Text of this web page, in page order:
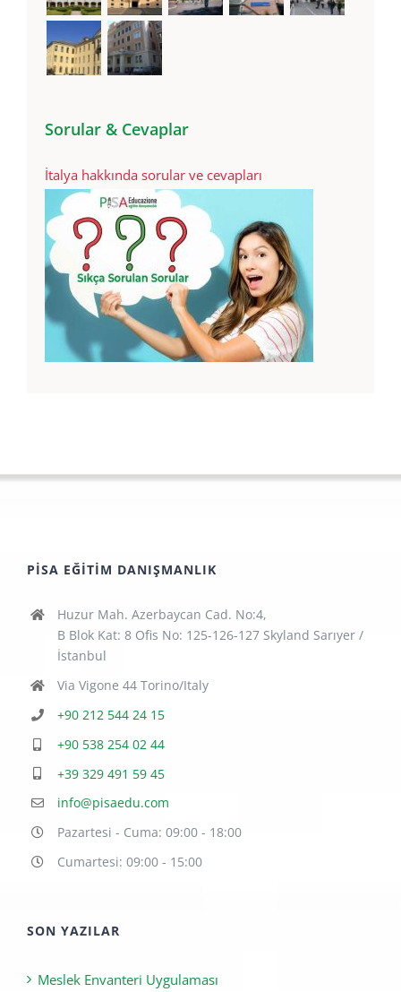
Sorular & Cevaplar
İtalya hakkında sorular ve cevapları
PISA EĞITIM DANIŞMANLIK
Huzur Mah. Azerbaycan Cad. No:4,
B Blok Kat: 8 Ofis No: 125-126-127 Skyland Sarıyer /
İstanbul
Via Vigone 44 Torino/Italy
+90 212 544 24 15
+90 538 254 02 44
+39 329 491 59 45
info@pisaedu.com
Pazartesi - Cuma: 09:00 - 18:00
Cumartesi: 09:00 - 15:00
SON YAZILAR
Meslek Envanteri Uygulaması